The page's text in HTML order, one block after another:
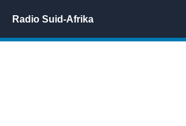
Radio Suid-Afrika